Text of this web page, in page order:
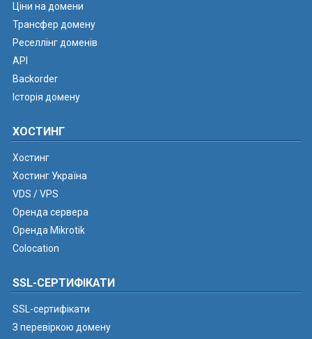
Ціни на домени
Трансфер домену
Реселлінг доменів
API
Backorder
Історія домену
ХОСТИНГ
Хостинг
Хостинг Україна
VDS / VPS
Оренда сервера
Оренда Mikrotik
Colocation
SSL-СЕРТИФІКАТИ
SSL-сертифікати
З перевіркою домену